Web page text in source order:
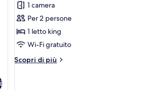
1 camera
Per 2 persone
1 letto king
Wi-Fi gratuito
Scopri di più
Altri